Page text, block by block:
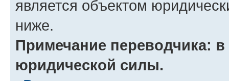
является объектом
ниже.
Примечание переводчика:
юридической силы.